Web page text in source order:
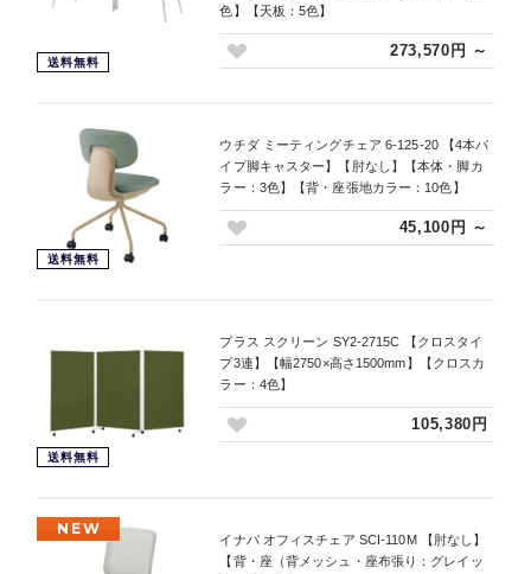
送料無料
色】【天板：5色】
273,570円 ～
送料無料
ウチダ ミーティングチェア 6-125-20 【4本パ
イプ脚キャスター】【肘なし】【本体・脚カ
ラー：3色】【背・座張地カラー：10色】
45,100円 ～
送料無料
プラス スクリーン SY2-2715C 【クロスタイ
プ3連】【幅2750×高さ1500mm】【クロスカ
ラー：4色】
105,380円
NEW
イナバ オフィスチェア SCI-110M 【肘なし】
【背・座（背メッシュ・座布張り：グレイッ